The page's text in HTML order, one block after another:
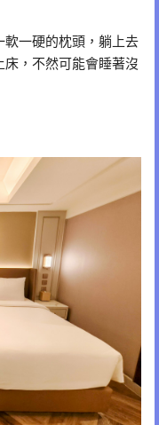
軟一硬的枕頭，躺上去
，不然可能會睡著沒